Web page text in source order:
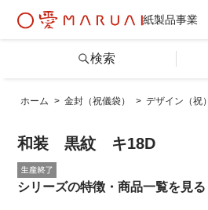
紙製品事業
検索
ホーム > 金封（祝儀袋） > デザイン（祝）
和装 黒紋 キ18D
シリーズの特徴・商品一覧を見る